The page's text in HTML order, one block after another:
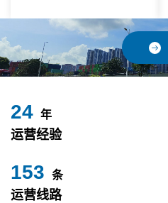
24 年
运营经验
153 条
运营线路